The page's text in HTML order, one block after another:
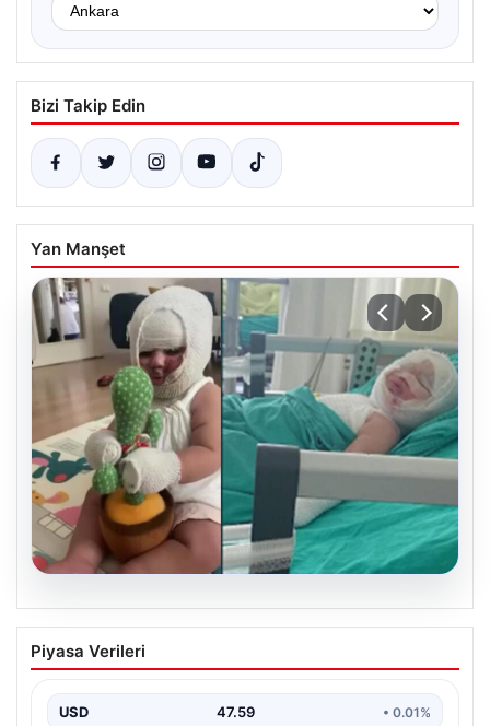
Bizi Takip Edin
Yan Manşet
05.08.2026
Mersin’de Domates Konservesi
Patlaması: 9 Aylık Bebeğin Yaşam
Mersin'de yaşanan korkutucu bir olay, bir bebeğin
Piyasa Verileri
USD 47.59 • 0.01%